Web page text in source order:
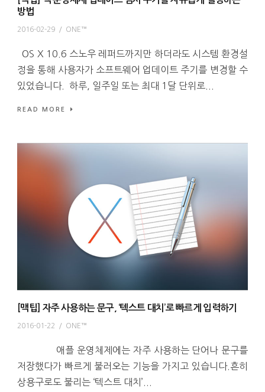
방법
2016-02-29 / ONE™
OS X 10.6 스노우 레퍼드까지만 하더라도 시스템 환경설
정을 통해 사용자가 소프트웨어 업데이트 주기를 변경할 수
있었습니다. 하루, 일주일 또는 최대 1달 단위로...
READ MORE
[맥팁] 자주 사용하는 문구, ‘텍스트 대치’로 빠르게 입력하기
2016-01-22 / ONE™
애플 운영체제에는 자주 사용하는 단어나 문구를
저장했다가 빠르게 불러오는 기능을 가지고 있습니다.흔히
상용구로도 불리는 ‘텍스트 대치’...